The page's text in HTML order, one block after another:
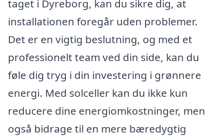
taget i Dyreborg, kan du sikre dig, at
installationen foregår uden problemer.
Det er en vigtig beslutning, og med et
professionelt team ved din side, kan du
føle dig tryg i din investering i grønnere
energi. Med solceller kan du ikke kun
reducere dine energiomkostninger, men
også bidrage til en mere bæredygtig